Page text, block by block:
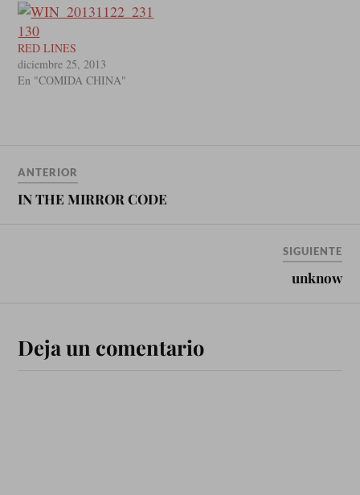
RED LINES
diciembre 25, 2013
En "COMIDA CHINA"
ANTERIOR
IN THE MIRROR CODE
SIGUIENTE
unknow
Deja un comentario